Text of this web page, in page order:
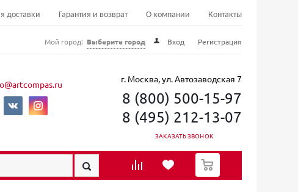
доставки Гарантия и возврат О компании Контакты
Мой город: Выберите город Вход Регистрация
г. Москва, ул. Автозаводская 7
8 (800) 500-15-97
8 (495) 212-13-07
ЗАКАЗАТЬ ЗВОНОК
0